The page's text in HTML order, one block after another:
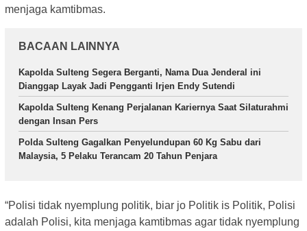
menjaga kamtibmas.
BACAAN LAINNYA
Kapolda Sulteng Segera Berganti, Nama Dua Jenderal ini
Dianggap Layak Jadi Pengganti Irjen Endy Sutendi
Kapolda Sulteng Kenang Perjalanan Kariernya Saat Silaturahmi
dengan Insan Pers
Polda Sulteng Gagalkan Penyelundupan 60 Kg Sabu dari
Malaysia, 5 Pelaku Terancam 20 Tahun Penjara
“Polisi tidak nyemplung politik, biar jo Politik is Politik, Polisi
adalah Polisi, kita menjaga kamtibmas agar tidak nyemplung